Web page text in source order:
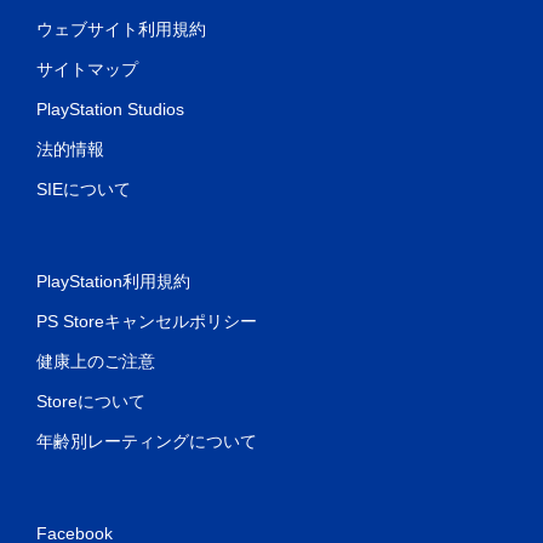
ウェブサイト利用規約
サイトマップ
PlayStation Studios
法的情報
SIEについて
PlayStation利用規約
PS Storeキャンセルポリシー
健康上のご注意
Storeについて
年齢別レーティングについて
Facebook